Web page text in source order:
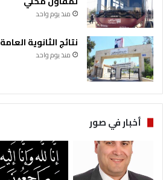
منذ يوم واحد
نتائج الثانوية
منذ يوم واحد
أخبار في صور